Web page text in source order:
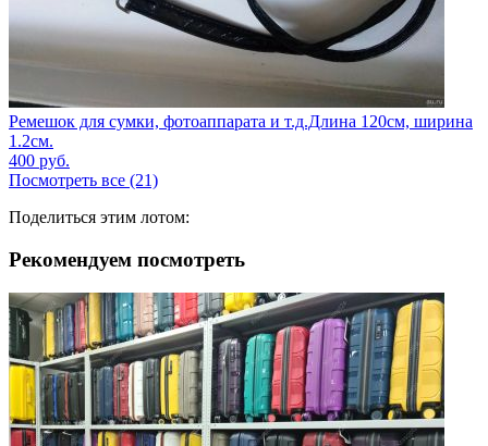
Ремешок для сумки, фотоаппарата и т.д.Длина 120см, ширина
1.2см.
400 руб.
Посмотреть все (21)
Поделиться этим лотом:
Рекомендуем посмотреть